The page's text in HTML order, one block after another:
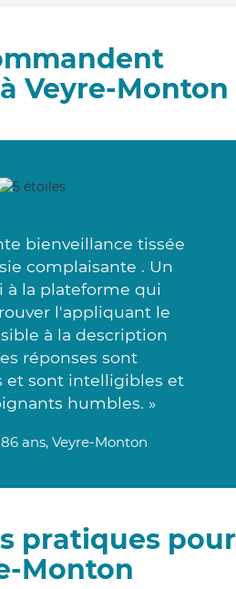
Veyre-Monton
bienveillance tissée
complaisante . Un
à la plateforme qui
l'appliquant le
à la description
réponses sont
et sont intelligibles et
humbles. »
86 ans, Veyre-Monton
pratiques pour
Monton